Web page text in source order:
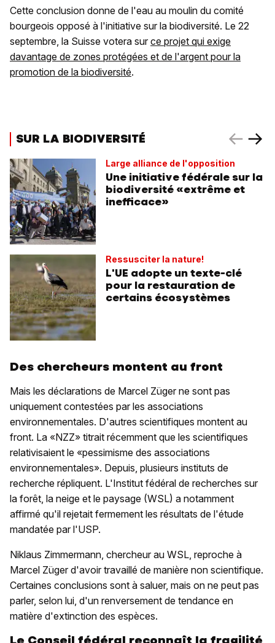
Cette conclusion donne de l'eau au moulin du comité
bourgeois opposé à l'initiative sur la biodiversité. Le 22
septembre, la Suisse votera sur ce projet qui exige
davantage de zones protégées et de l'argent pour la
promotion de la biodiversité.
SUR LA BIODIVERSITÉ
Large alliance de l'opposition
Une initiative fédérale sur la
biodiversité «extrême et
inefficace»
Ressusciter la nature!
L'UE adopte un texte-clé
pour la restauration de
certains écosystèmes
Des chercheurs montent au front
Mais les déclarations de Marcel Züger ne sont pas
uniquement contestées par les associations
environnementales. D'autres scientifiques montent au
front. La «NZZ» titrait récemment que les scientifiques
relativisaient le «pessimisme des associations
environnementales». Depuis, plusieurs instituts de
recherche répliquent. L'Institut fédéral de recherches sur
la forêt, la neige et le paysage (WSL) a notamment
affirmé qu'il rejetait fermement les résultats de l'étude
mandatée par l'USP.
Niklaus Zimmermann, chercheur au WSL, reproche à
Marcel Züger d'avoir travaillé de manière non scientifique.
Certaines conclusions sont à saluer, mais on ne peut pas
parler, selon lui, d'un renversement de tendance en
matière d'extinction des espèces.